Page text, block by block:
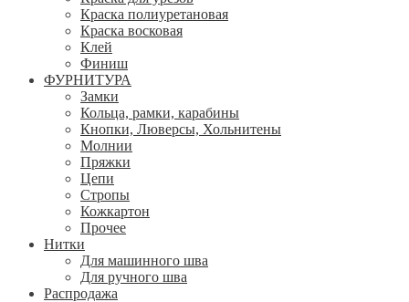
Краска полиуретановая
Краска восковая
Клей
Финиш
ФУРНИТУРА
Замки
Кольца, рамки, карабины
Кнопки, Люверсы, Хольнитены
Молнии
Пряжки
Цепи
Стропы
Кожкартон
Прочее
Нитки
Для машинного шва
Для ручного шва
Распродажа